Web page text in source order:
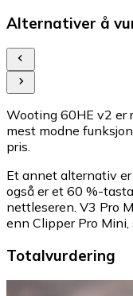
Alternativer å
Wooting 60HE v2 er
mest modne
pris.
Et annet alternativ
også er et 60 %-
nettleseren. V3 Pro
enn Clipper Pro
Totalvurdering